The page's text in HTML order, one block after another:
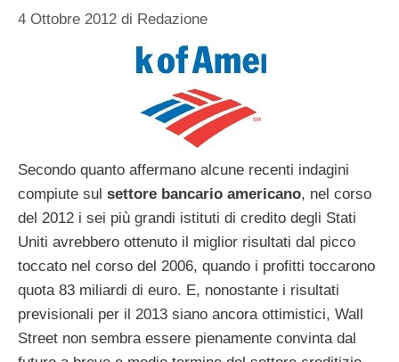
4 Ottobre 2012 di Redazione
Secondo quanto affermano alcune recenti indagini
compiute sul settore bancario americano, nel corso
del 2012 i sei più grandi istituti di credito degli Stati
Uniti avrebbero ottenuto il miglior risultati dal picco
toccato nel corso del 2006, quando i profitti toccarono
quota 83 miliardi di euro. E, nonostante i risultati
previsionali per il 2013 siano ancora ottimistici, Wall
Street non sembra essere pienamente convinta dal